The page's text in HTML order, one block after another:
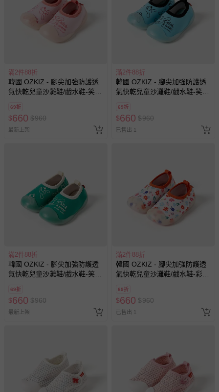
3. 請使用30度以下冷水手洗，並靜置一天以上自然晾乾。
4. 切勿丟入洗衣機、烘乾機。
5. 切勿使用肥皂／洗潔劑清洗，以及使用漂白劑、染色劑等。
6. 若真的欲使用洗劑，請用中性洗劑清洗(不排除褪色可能)。泳
7. 請勿長時間曝曬、直射在陽光底下，可能造成彈性纖維老
化、脆化。
8. 請勿大力擰乾、脫水，可能造成彈性纖維變形或彈性疲乏。
9. 每件商品於拍攝時均力求忠實呈現，但因每台電腦、手機或
平板等設備之螢幕亮度、解析度不同，可能會有些許色差，謝
謝媽咪爸比們的體諒。
包含完整包裝、配件、說明文件及贈品等。
如需退換貨，請於收到商品7天（含例假日內提出），如為
瑕疵退換貨所產生的運費，將由媽咪愛負責處理，若非瑕疵
退貨，您可至『查詢訂單』>『已出貨』中查詢該筆訂單，
與服務，謝謝。
針對滿件折/滿額贈…等活動，如因部份退貨，而該訂單保
留商品未達活動門檻，將以原價計算，活動贈品亦需一併退
回。
商品、食品等）。
客製化商品（例如客製生日書、姓名貼等）。
報紙、期刊或雜誌（惟書籍如經拆封、使用，則酌收整
滿2件88折
韓國 OZKIZ - 腳尖加強防護透
氣快乾兒童沙灘鞋/戲水鞋-笑臉
69折
$660 $960
最新上架
滿2件88折
韓國 OZKIZ - 腳尖加強防護透
氣快乾兒童沙灘鞋/戲水鞋-笑臉
69折
$660 $960
已售出 1
滿2件88折
韓國 OZKIZ - 腳尖加強防護透
氣快乾兒童沙灘鞋/戲水鞋-笑臉
69折
$660 $960
最新上架
滿2件88折
韓國 OZKIZ - 腳尖加強防護透
氣快乾兒童沙灘鞋/戲水鞋-彩繪
69折
$660 $960
已售出 1